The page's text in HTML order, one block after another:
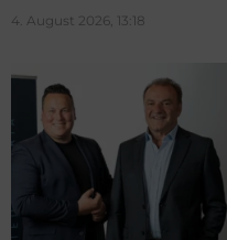
4. August 2026, 13:18